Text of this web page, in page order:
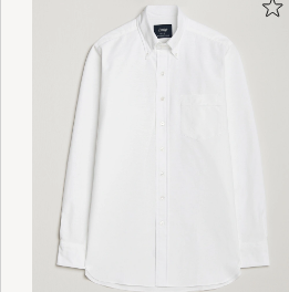
Læs mere om Drake’s og vores